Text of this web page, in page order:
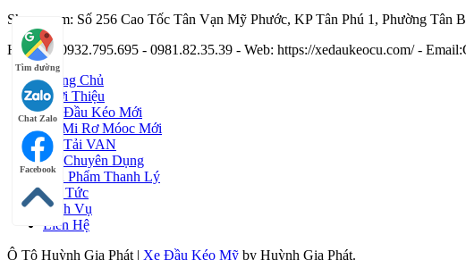
Showroom: Số 256 Cao Tốc Tân Vạn Mỹ Phước, KP Tân Phú 1, Phường
Hotline : 0932.795.695 - 0981.82.35.39 - Web: https://xedaukeocu.com/ -
Tìm đường
Chat Zalo
Facebook
Trang Chủ
Giới Thiệu
Xe Đầu Kéo Mới
Sơ Mi Rơ Móoc Mới
Xe Tải VAN
Xe Chuyên Dụng
Sản Phẩm Thanh Lý
Tin Tức
Dịch Vụ
Liên Hệ
Ô Tô Huỳnh Gia Phát | Xe Đầu Kéo Mỹ by Huỳnh Gia Phát.